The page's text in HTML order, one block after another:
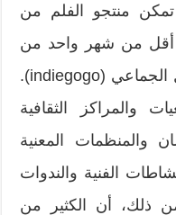
منتجو الفلم من
يورو في أقل من شهر واحد من
خلال صفحتهم في موقع التمويل الجماعي (indiegogo).
والمراكز الثقافية
والمنظمات المعنية
الفنية والندوات
ذلك، أن الكثير من